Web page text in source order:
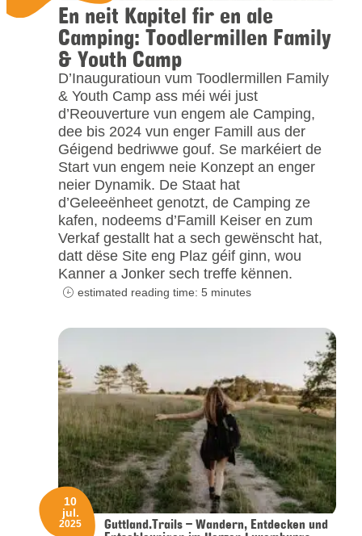
En neit Kapitel fir en ale
Camping: Toodlermillen Family
& Youth Camp
D’Inauguratioun vum Toodlermillen Family
& Youth Camp ass méi wéi just
d’Reouverture vun engem ale Camping,
dee bis 2024 vun enger Famill aus der
Géigend bedriwwe gouf. Se markéiert de
Start vun engem neie Konzept an enger
neier Dynamik. De Staat hat
d’Geleeënheet genotzt, de Camping ze
kafen, nodeems d’Famill Keiser en zum
Verkaf gestallt hat a sech gewënscht hat,
datt dëse Site eng Plaz géif ginn, wou
Kanner a Jonker sech treffe kënnen.
estimated reading time: 5 minutes
Guttland.Trails – Wandern, Entdecken und
10
jul.
2025